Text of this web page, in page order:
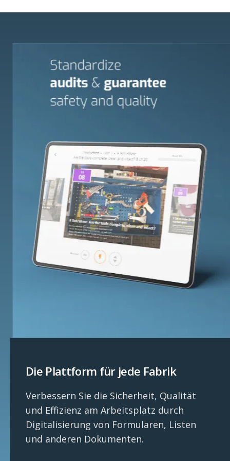
Die Plattform für jede Fabrik
Verbessern Sie die Sicherheit, Qualität
und Effizienz am Arbeitsplatz durch
Digitalisierung von Formularen, Listen
und anderen Dokumenten.